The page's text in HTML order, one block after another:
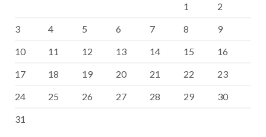
1
2
3
4 5 6 7 8
9
10
11 12 13 14 15
16
17
18 19 20 21 22
23
24
25 26 27 28 29
30
31